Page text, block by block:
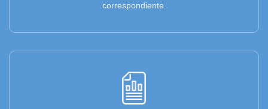
correspondiente.